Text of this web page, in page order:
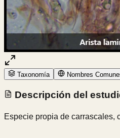
Taxonomía Nombres
Descripción del
Especie propia de carrascales,